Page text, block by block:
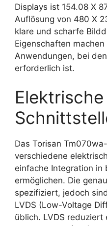
Displays ist 154.08 X
Auflösung von 480 X
klare und scharfe
Eigenschaften
Anwendungen, bei
erforderlich ist.
Elektrische
Das Torisan
verschiedene
einfache Integration in
ermöglichen. Die
spezifiziert, jedoch
LVDS (Low-Voltage
üblich. LVDS reduziert